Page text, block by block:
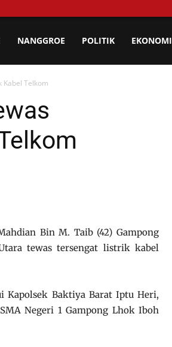
NANGGROE POLITIK EKONOMI
Kabel Telkom
Bin M. Taib (42) Gampong
tewas tersengat listrik kabel
Kapolsek Baktiya Barat Iptu Heri,
Negeri 1 Gampong Lhok Iboh